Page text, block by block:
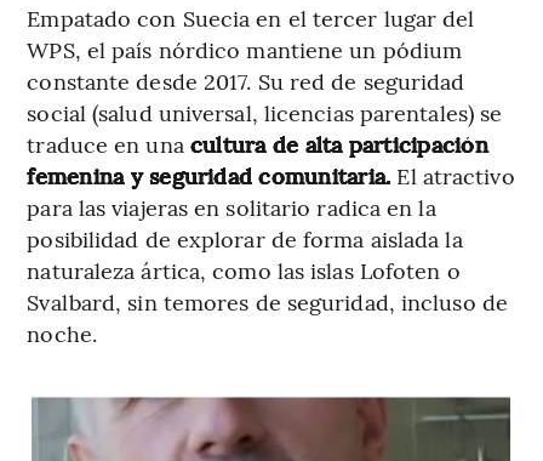
Empatado con Suecia en el tercer lugar del
WPS, el país nórdico mantiene un pódium
constante desde 2017. Su red de seguridad
social (salud universal, licencias parentales) se
traduce en una cultura de alta participación
femenina y seguridad comunitaria. El atractivo
para las viajeras en solitario radica en la
posibilidad de explorar de forma aislada la
naturaleza ártica, como las islas Lofoten o
Svalbard, sin temores de seguridad, incluso de
noche.